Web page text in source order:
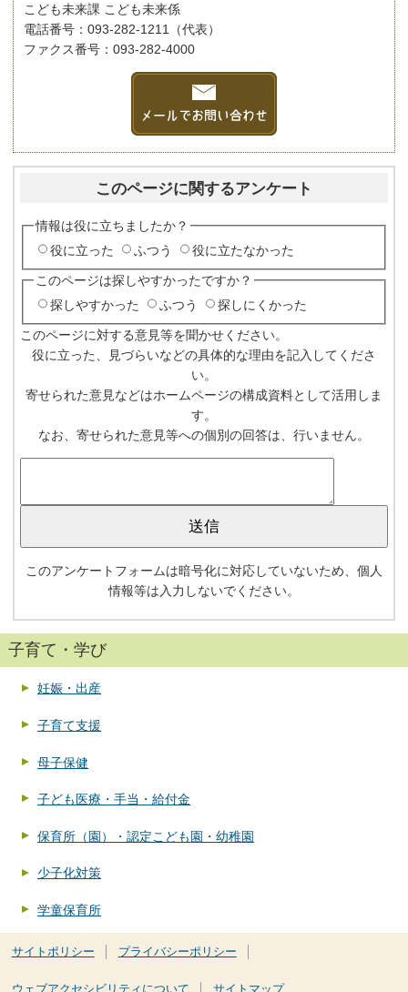
こども未来課 こども未来係
電話番号：093-282-1211（代表）
ファクス番号：093-282-4000
このページに関するアンケート
情報は役に立ちましたか？
役に立った
ふつう 役に立たなかった
このページは探しやすかったですか？
探しやすかった
ふつう 探しにくかった
このページに対する意見等を聞かせください。
役に立った、見づらいなどの具体的な理由を記入してくださ
い。
寄せられた意見などはホームページの構成資料として活用しま
す。
なお、寄せられた意見等への個別の回答は、行いません。
このアンケートフォームは暗号化に対応していないため、個人
情報等は入力しないでください。
子育て・学び
妊娠・出産
子育て支援
母子保健
子ども医療・手当・給付金
保育所（園）・認定こども園・幼稚園
少子化対策
学童保育所
サイトポリシー プライバシーポリシー
ウェブアクセシビリティについて サイトマップ